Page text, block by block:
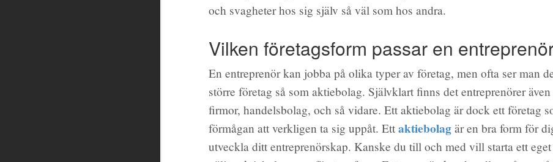
och svagheter hos sig själv så väl som hos andra.
Vilken företagsform passar en
En entreprenör kan jobba på olika typer av företag, men ofta ser man
större företag så som aktiebolag. Självklart finns det entreprenörer
firmor, handelsbolag, och så vidare. Ett aktiebolag är dock ett företag
förmågan att verkligen ta sig uppåt. Ettaktiebolag är en bra form för
utveckla ditt entreprenörskap. Kanske du till och med vill starta ett